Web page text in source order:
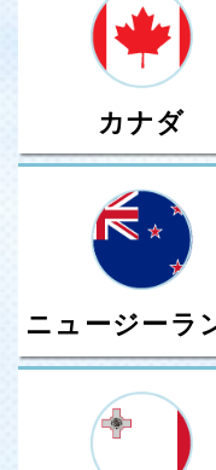
カナダ
ニュージーラ